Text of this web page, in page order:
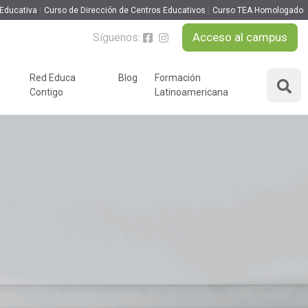
Curso de Dirección de Centros Educativos Curso TEA Homologado
Síguenos: Acceso al campus
Red Educa
Contigo
Blog
Formación
Latinoamericana